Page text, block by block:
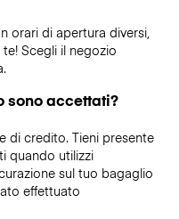
orari di apertura diversi,
Scegli il negozio
sono accettati?
di credito. Tieni presente
quando utilizzi
sul tuo bagaglio
effettuato